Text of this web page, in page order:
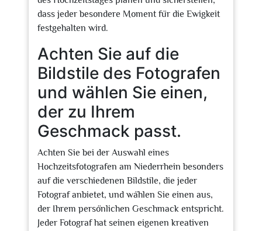
dass jeder besondere Moment für die Ewigkeit
festgehalten wird.
Achten Sie auf die
Bildstile des Fotografen
und wählen Sie einen,
der zu Ihrem
Geschmack passt.
Achten Sie bei der Auswahl eines
Hochzeitsfotografen am Niederrhein besonders
auf die verschiedenen Bildstile, die jeder
Fotograf anbietet, und wählen Sie einen aus,
der Ihrem persönlichen Geschmack entspricht.
Jeder Fotograf hat seinen eigenen kreativen